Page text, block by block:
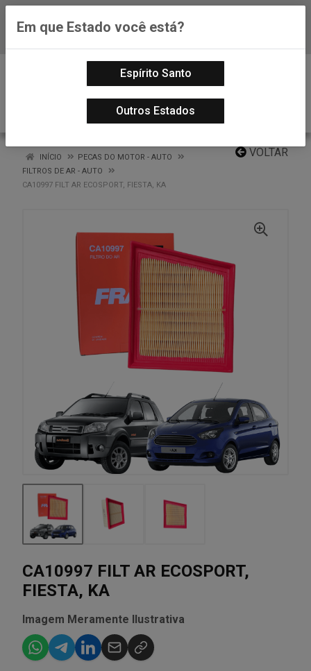
Baixe já nosso APP
VOLTAR
INÍCIO
PECAS DO MOTOR - AUTO
FILTROS DE AR - AUTO
CA10997 FILT AR ECOSPORT, FIESTA, KA
CA10997 FILT AR ECOSPORT,
FIESTA, KA
Imagem Meramente Ilustrativa
Em que Estado você está?
Espírito Santo
Outros Estados